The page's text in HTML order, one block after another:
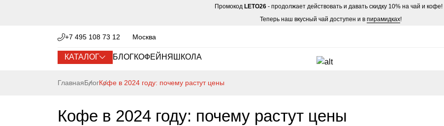
Промокод LETO26 - продолжает действовать и давать скидку 10% на чай и кофе!
Теперь наш вкусный чай доступен и в пирамидках!
+7 495 108 73 12 Москва
КАТАЛОГ БЛОГКОФЕЙНЯ ШКОЛА
ГлавнаяБлогКофе в 2024 году: почему растут цены
Кофе в 2024 году: почему растут цены